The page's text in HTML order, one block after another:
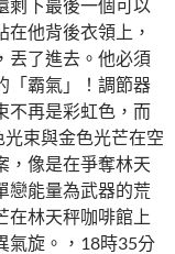
剩下最後一個可以
他背後衣領上，
丟了進去。他必須
「霸氣」！調節器
不再是彩虹色，而
束與金色光芒在空
，像是在爭奪林天
戀能量為武器的荒
在林天秤咖啡館上
氣旋。，18時35分